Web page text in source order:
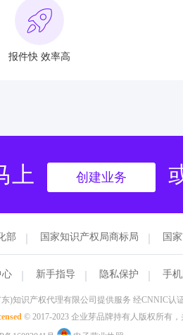
报件快 效率高
上 创建业务
部 国家知识产权局商标局 国
心 新手指导 隐私保护 手机
构:正本(广东)知识产权代理有
© 2017-2023 企业芽品牌持有人版权所有，